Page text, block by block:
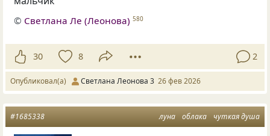
© Светлана Ле (Леонова) 580
30 8 2
Опубликовал(а) Светлана Леонова 3 26 фев 2026
луна облака чуткая душа
#1685338